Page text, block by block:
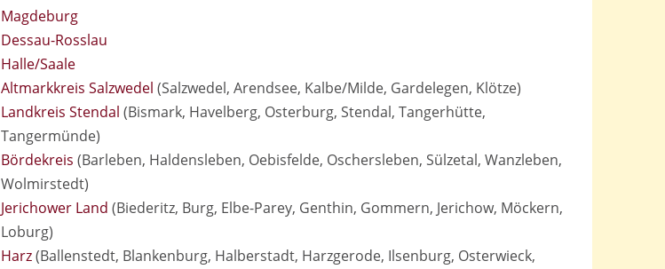
Magdeburg
Dessau-Rosslau
Halle/Saale
Altmarkkreis Salzwedel (Salzwedel, Arendsee, Kalbe/Milde, Gardelegen, Klötze)
Landkreis Stendal (Bismark, Havelberg, Osterburg, Stendal, Tangerhütte,
Tangermünde)
Bördekreis (Barleben, Haldensleben, Oebisfelde, Oschersleben, Sülzetal, Wanzleben,
Wolmirstedt)
Jerichower Land (Biederitz, Burg, Elbe-Parey, Genthin, Gommern, Jerichow, Möckern,
Loburg)
Harz(Ballenstedt, Blankenburg, Halberstadt, Harzgerode, Ilsenburg, Osterwieck,